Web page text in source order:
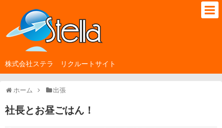
株式会社ステラ リクルートサイト
ホーム 出張
社長とお昼ごはん！